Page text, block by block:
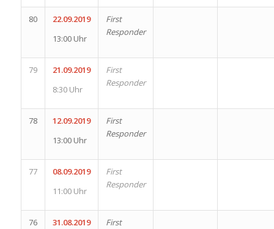
80
22.09.2019
13:00 Uhr
First
Responder
79
21.09.2019
8:30 Uhr
First
Responder
78
12.09.2019
13:00 Uhr
First
Responder
77
08.09.2019
11:00 Uhr
First
Responder
76
31.08.2019
First